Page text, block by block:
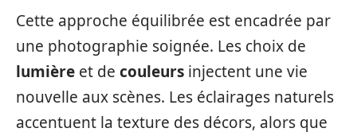
Cette approche équilibrée est encadrée par
une photographie soignée. Les choix de
lumière et de couleurs injectent une vie
nouvelle aux scènes. Les éclairages naturels
accentuent la texture des décors, alors que